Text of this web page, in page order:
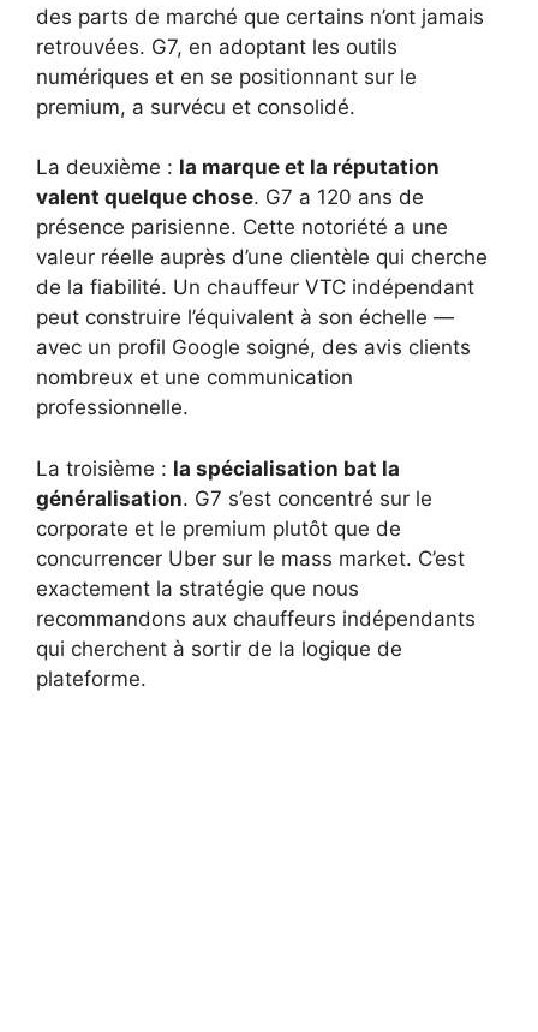
des parts de marché que certains n’ont jamais
retrouvées. G7, en adoptant les outils
numériques et en se positionnant sur le
premium, a survécu et consolidé.
La deuxième : la marque et la réputation
valent quelque chose. G7 a 120 ans de
présence parisienne. Cette notoriété a une
valeur réelle auprès d’une clientèle qui cherche
de la fiabilité. Un chauffeur VTC indépendant
peut construire l’équivalent à son échelle —
avec un profil Google soigné, des avis clients
nombreux et une communication
professionnelle.
La troisième : la spécialisation bat la
généralisation. G7 s’est concentré sur le
corporate et le premium plutôt que de
concurrencer Uber sur le mass market. C’est
exactement la stratégie que nous
recommandons aux chauffeurs indépendants
qui cherchent à sortir de la logique de
plateforme.